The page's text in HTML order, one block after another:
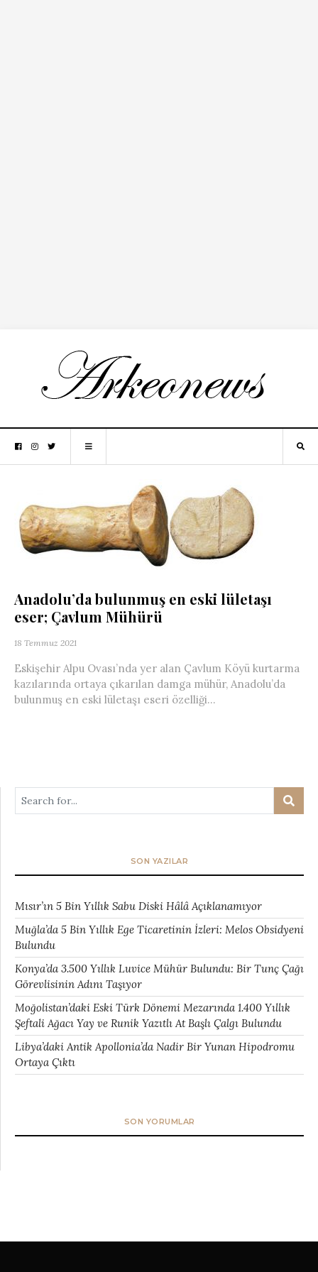
Anadolu’da bulunmuş en eski lületaşı
eser; Çavlum Mühürü
18 Temmuz 2021
Eskişehir Alpu Ovası’nda yer alan Çavlum Köyü kurtarma
kazılarında ortaya çıkarılan damga mühür, Anadolu’da
bulunmuş en eski lületaşı eseri özelliği...
SON YAZILAR
Mısır’ın 5 Bin Yıllık Sabu Diski Hâlâ Açıklanamıyor
Muğla’da 5 Bin Yıllık Ege Ticaretinin İzleri: Melos Obsidyeni
Bulundu
Konya’da 3.500 Yıllık Luvice Mühür Bulundu: Bir Tunç Çağı
Görevlisinin Adını Taşıyor
Moğolistan’daki Eski Türk Dönemi Mezarında 1.400 Yıllık
Şeftali Ağacı Yay ve Runik Yazıtlı At Başlı Çalgı Bulundu
Libya’daki Antik Apollonia’da Nadir Bir Yunan Hipodromu
Ortaya Çıktı
SON YORUMLAR